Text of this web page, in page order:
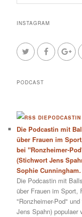
INSTAGRAM
PODCAST
DIEPODCASTIN
Die Podcastin mit
über Frauen im
bei "Ronzheimer-
(Stichwort Jens
Sophie Cunningham.
Die Podcastin mit
über Frauen im Sport,
"Ronzheimer-Pod"
Jens Spahn) populaer